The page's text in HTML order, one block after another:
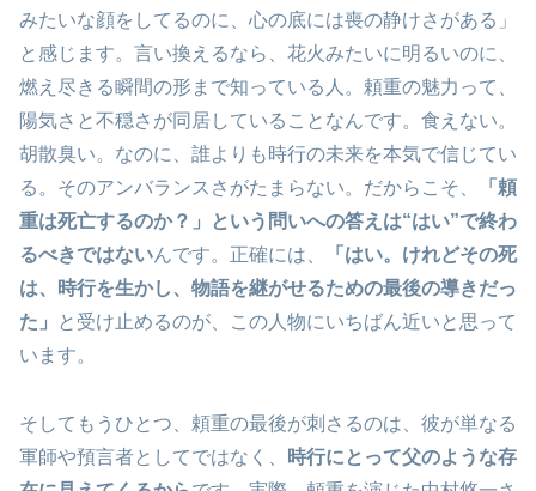
みたいな顔をしてるのに、心の底には喪の静けさがある」
と感じます。言い換えるなら、花火みたいに明るいのに、
燃え尽きる瞬間の形まで知っている人。頼重の魅力って、
陽気さと不穏さが同居していることなんです。食えない。
胡散臭い。なのに、誰よりも時行の未来を本気で信じてい
る。そのアンバランスさがたまらない。だからこそ、
「頼
重は死亡するのか？」という問いへの答えは“はい”で終わ
るべきではないんです。正確には、
「はい。けれどその死
は、時行を生かし、物語を継がせるための最後の導きだっ
た」
と受け止めるのが、この人物にいちばん近いと思って
います。
そしてもうひとつ、頼重の最後が刺さるのは、彼が単なる
軍師や預言者としてではなく、
時行にとって父のような存